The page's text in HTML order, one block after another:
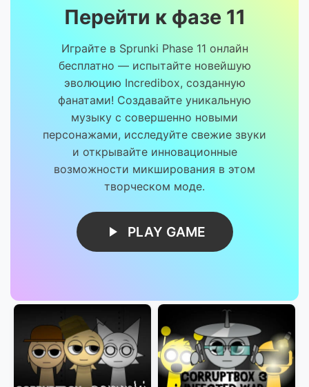
Перейти к фазе 11
Играйте в Sprunki Phase 11 онлайн
бесплатно — испытайте новейшую
эволюцию Incredibox, созданную
фанатами! Создавайте уникальную
музыку с совершенно новыми
персонажами, исследуйте свежие звуки
и открывайте инновационные
возможности микширования в этом
творческом моде.
PLAY GAME